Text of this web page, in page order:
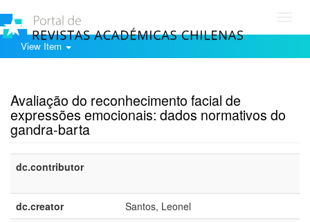
View Item
Avaliação do reconhecimento facial de
expressões emocionais: dados normativos do
gandra-barta
dc.contributor
dc.creator
Santos, Leonel